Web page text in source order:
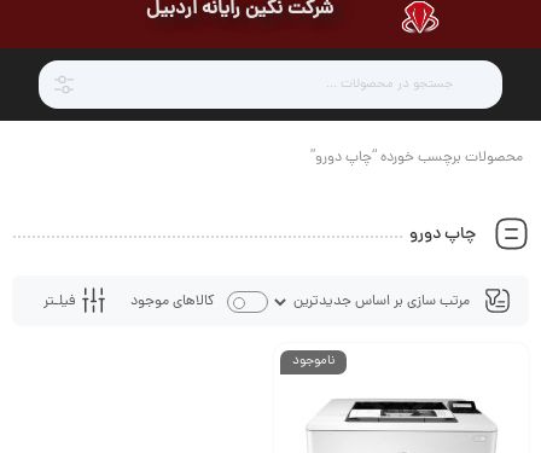
شرکت نگین رایانه اردبیل
محصولات برچسب خورده “چاپ دورو”
چاپ دورو
فیلـتر کالاهای موجود
ناموجود